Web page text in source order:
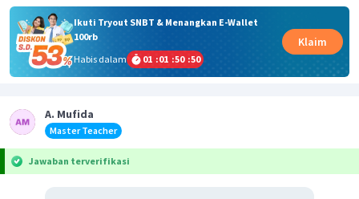
Ikuti Tryout SNBT & Menangkan E-Wallet
100rb
Habis dalam
01 :01 :50 :50
Klaim
A. Mufida
Master Teacher
Jawaban terverifikasi